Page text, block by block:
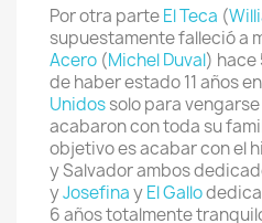
Por otra parteEl Teca (
supuestamente falleció a
Acero (Michel Duval) hace
de haber estado 11 años
Unidossolo para
acabaron con toda su
objetivo es acabar con el
y Salvador ambos
yJosefinayEl Gallo
6 años totalmente